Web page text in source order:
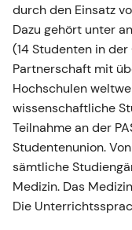
durch den Einsatz
Dazu gehört unter
(14 Studenten in
Partnerschaft mit
Hochschulen
wissenschaftliche
Teilnahme an der
Studentenunion.
sämtliche
Medizin. Das
Die